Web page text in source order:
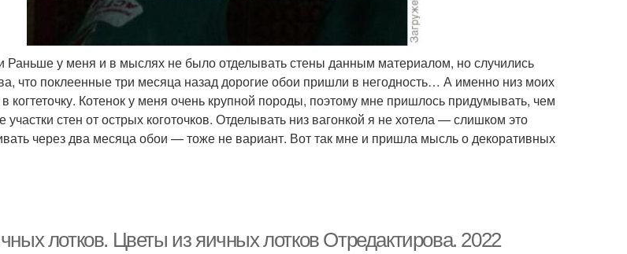
Раньше у меня и в мыслях не было отделывать стены данным материалом, но случились
что поклеенные три месяца назад дорогие обои пришли в негодность… А именно низ моих
когтеточку. Котенок у меня очень крупной породы, поэтому мне пришлось придумывать, чем
стен от острых коготочков. Отделывать низ вагонкой я не хотела — слишком это
через два месяца обои — тоже не вариант. Вот так мне и пришла мысль о декоративных
лотков. Цветы из яичных лотков Отредактирова. 2022